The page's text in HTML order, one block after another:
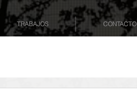
TRABAJOS CONTACTO